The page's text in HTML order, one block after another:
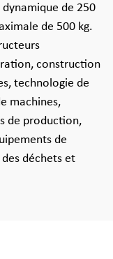
de 250
de 500 kg.
construction
technologie de
machines,
de production,
de
déchets et